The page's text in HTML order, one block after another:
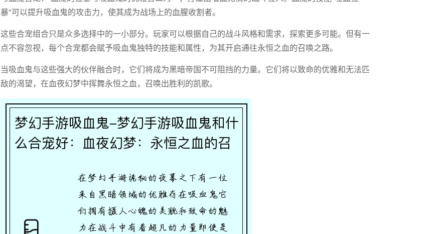
暴"可以提升吸血鬼的攻击力，使其成为战场上的血腥收割者。
这些合宠组合只是众多选择中的一小部分。玩家可以根据自己的战斗风格和需求，探索更多可能。但有一
点不容忽视，每个合宠都会赋予吸血鬼独特的技能和属性，为其开启通往永恒之血的召唤之路。
当吸血鬼与这些强大的伙伴融合时，它们将成为黑暗帝国不可阻挡的力量。它们将以致命的优雅和无法匹
敌的渴望，在血夜幻梦中挥舞永恒之血，召唤出胜利的凯歌。